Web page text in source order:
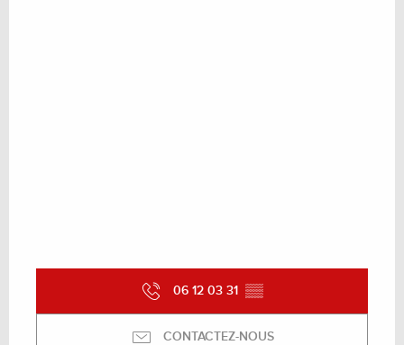
06 12 03 31 ▒▒
CONTACTEZ-NOUS